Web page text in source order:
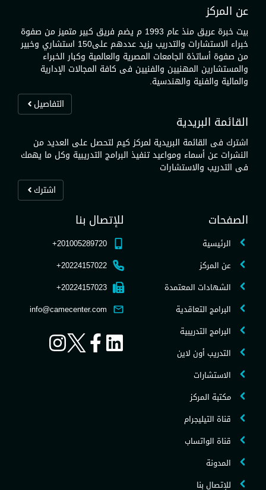
عن المركز
بيت خبرة عريق منذ عام 1993 م يضم فريق كبير متميز من صفوة
خبراء الاستشارات والتدريب يزيد عددهم على150 استشاري وخبير
من صفوة أساتذة الجامعات المصرية والعالمية وكبار الخبراء
والمستشارين المهنيين والفنيين فى كافة المجالات الإدارية
والمالية والفنية والهندسية.
التفاصيل
القائمة البريدية
اشترك فى القائمة البريدية لمركز كيم لتحصل على العديد من
النشرات عن أسماء ومواعيد تنفيذ البرامج التدريبية وكل ما يهمك
فى التدريب والاستشارات
اشترك
الصفحات
الرئيسية
عن المركز
الشهادات المعتمدة
البرامج التعاقدية
البرامج التدريبية
التدريب أون لاين
الاستشارات
مكتبة المركز
قناة التيليجرام
قناة الواتساب
المدونة
للإتصال بنا
للإتصال بنا
201005289720+
20224157022+
20224157023+
info@camecenter.com